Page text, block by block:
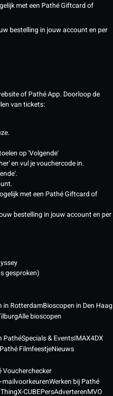
met een Pathé Giftcard of
bestelling in jouw account en per
of Pathé App. Doorloop de
van tickets:
op 'Volgende'
en vul je vouchercode in.
met een Pathé Giftcard of
bestelling in jouw account en per
gesproken)
in RotterdamBioscopen in Den Haag
Alle bioscopen
PathéSpecials & EventsIMAX4DX
Pathé FilmfeestjeNieuws
Voucherchecker
mailvoorkeurenWerken bij Pathé
X-CUBEPersAdverterenMVO